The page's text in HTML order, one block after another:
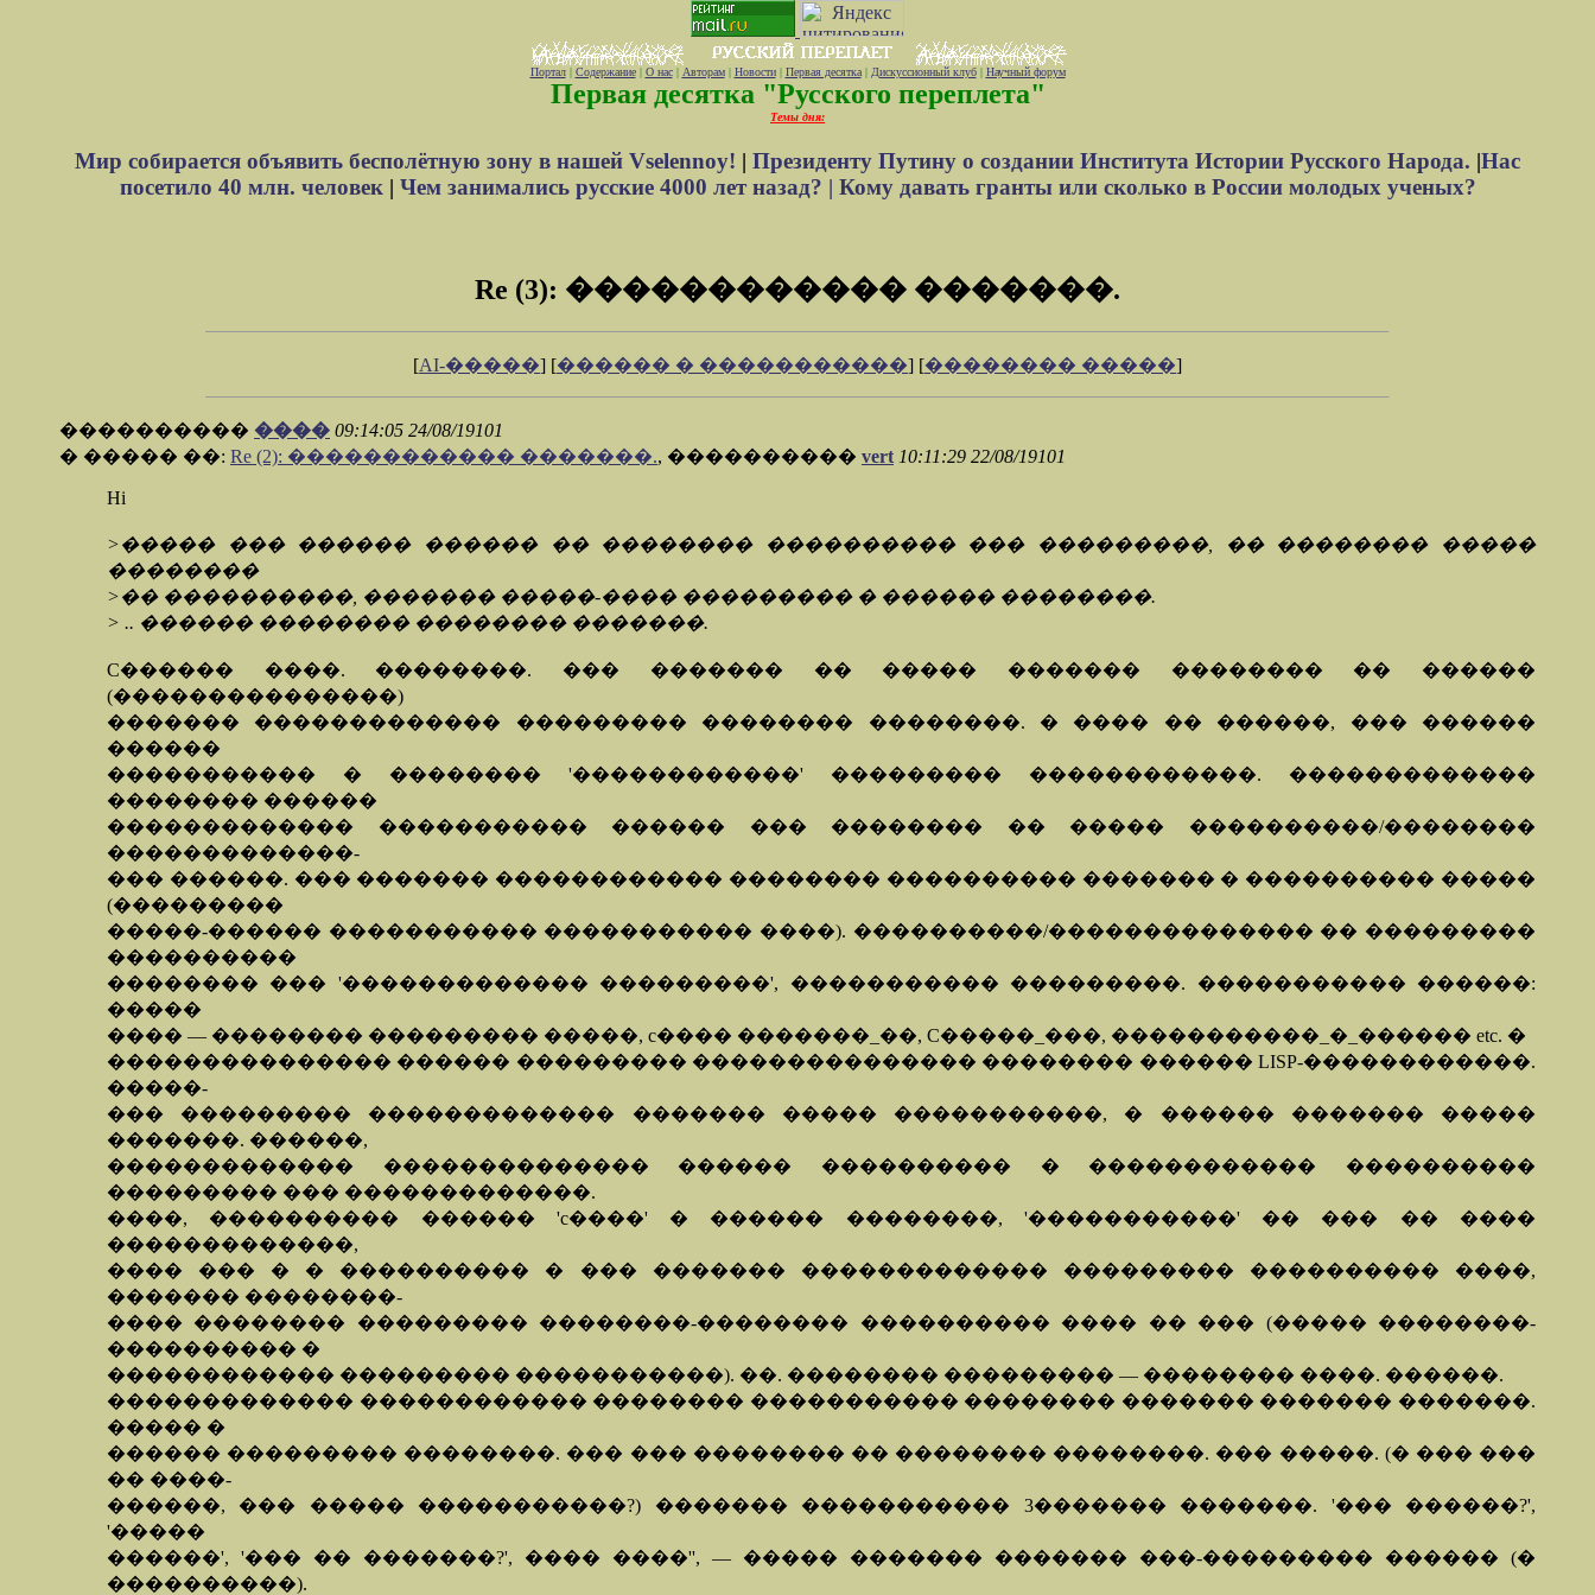
Портал| Содержание| О нас| Авторам| Новости| Первая десятка| Дискуссионный клуб| Научный форум
Первая десятка "Русского переплета"
Темы дня:
Мир собирается объявить бесполётную зону в нашей Vselennoy! | Президенту Путину о создании Института Истории Русского Народа. |Нас
посетило 40 млн. человек| Чем занимались русские 4000 лет назад? | Кому давать гранты или сколько в России молодых ученых?
Re (3): ������������ �������.
[AI-�����] [������ � �����������] [�������� �����]
���������� ���� 09:14:05 24/08/19101
� ����� ��: Re (2): ������������ �������., ���������� vert 10:11:29 22/08/19101
Hi
>����� ��� ������ ������ �� �������� ���������� ��� ���������, �� �������� �����
��������
>�� ����������, ������� �����-���� ��������� � ������ ��������.
> .. ������ �������� �������� �������.
C������ ����. ��������. ��� ������� �� ����� ������� �������� �� ������
(���������������)
������� ������������� ��������� �������� ��������. � ���� �� ������, ��� ������
������
����������� � �������� '������������' ��������� ������������. �������������
�������� ������
������������� ����������� ������ ��� �������� �� ����� ����������/��������
�������������-
��� ������. ��� ������� ������������ �������� ���������� ������� � ���������� �����
(���������
�����-������ ����������� ����������� ����). ����������/�������������� �� ���������
����������
�������� ��� '������������� ���������', ����������� ���������. ����������� ������:
�����
���� — �������� ��������� �����, c���� �������_��, C�����_���, �����������_�_������ etc. �
��������������� ������ ��������� ��������������� �������� ������ LISP-������������.
�����-
��� ��������� ������������� ������� ����� �����������, � ������ ������� �����
�������. ������,
������������� �������������� ������ ���������� � ������������ ����������
��������� ��� �������������.
����, ���������� ������ 'c����' � ������ ��������, '�����������' �� ��� �� ����
�������������,
���� ��� � � ���������� � ��� ������� ������������� ��������� ���������� ����,
������� ��������-
���� �������� ��������� ��������-�������� ���������� ���� �� ��� (����� ��������-
���������� �
������������ ��������� �����������). ��. �������� ��������� — �������� ����. ������.
������������� ������������ �������� ����������� �������� ������� ������� �������.
����� �
������ ��������� ��������. ��� ��� �������� �� �������� ��������. ��� �����. (� ��� ���
�� ����-
������, ��� ����� �����������?) ������� ����������� 3������� �������. '��� ������?',
'�����
������', '��� �� �������?', ���� ����'', — ����� ������� ������� ���-��������� ������ (�
����������).